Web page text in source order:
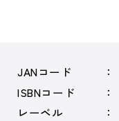
JANコード
ISBNコード
レーベル